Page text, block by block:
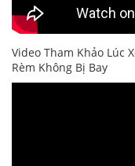
Video Tham Khảo Lúc
Rèm Không Bị Bay